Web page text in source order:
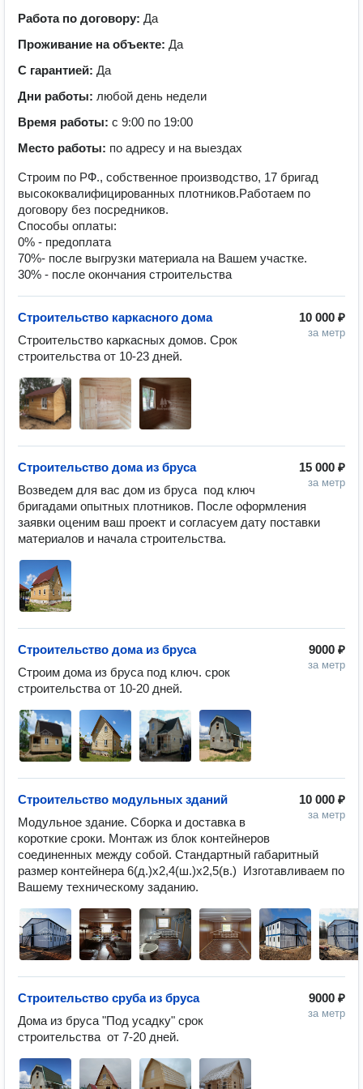
Работа по договору: Да
Проживание на объекте: Да
С гарантией: Да
Дни работы: любой день недели
Время работы: с 9:00 по 19:00
Место работы: по адресу и на выездах
Строим по РФ., собственное производство, 17 бригад
высококвалифицированных плотников.Работаем по
договору без посредников.
Способы оплаты:
0% - предоплата
70%- после выгрузки материала на Вашем участке.
30% - после окончания строительства
10 000 ₽
за метр
Строительство каркасного дома
Строительство каркасных домов. Срок
строительства от 10-23 дней.
15 000 ₽
за метр
Строительство дома из бруса
Возведем для вас дом из бруса  под ключ
бригадами опытных плотников. После оформления
заявки оценим ваш проект и согласуем дату поставки
материалов и начала строительства.
9000 ₽
за метр
Строительство дома из бруса
Строим дома из бруса под ключ. срок
строительства от 10-20 дней.
10 000 ₽
за метр
Строительство модульных зданий
Модульное здание. Сборка и доставка в
короткие сроки. Монтаж из блок контейнеров
соединенных между собой. Стандартный габаритный
размер контейнера 6(д.)х2,4(ш.)х2,5(в.)  Изготавливаем по
Вашему техническому заданию.
9000 ₽
за метр
Строительство сруба из бруса
Дома из бруса "Под усадку" срок
строительства  от 7-20 дней.